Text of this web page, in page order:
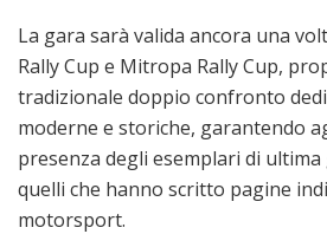
La gara sarà valida ancora una
Rally Cup e Mitropa Rally Cup,
tradizionale doppio confronto
moderne e storiche, garantendo
presenza degli esemplari di
quelli che hanno scritto pagine
motorsport.